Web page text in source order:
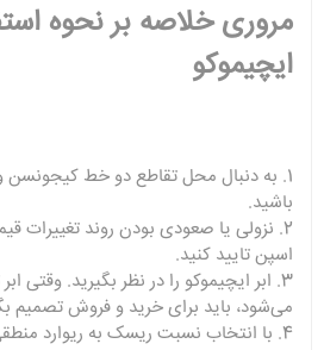
مروری خلاصه بر نحوه
ایچیموکو
1. به دنبال محل تقاطع دو خط کیجونسن
باشید.
2. نزولی یا صعودی بودن روند تغییرات
اسپن تایید کنید.
3. ابر ایچیموکو را در نظر بگیرید. وقتی
می‌شود، باید برای خرید و فروش تصمیم
4. با انتخاب نسبت ریسک به ریوارد